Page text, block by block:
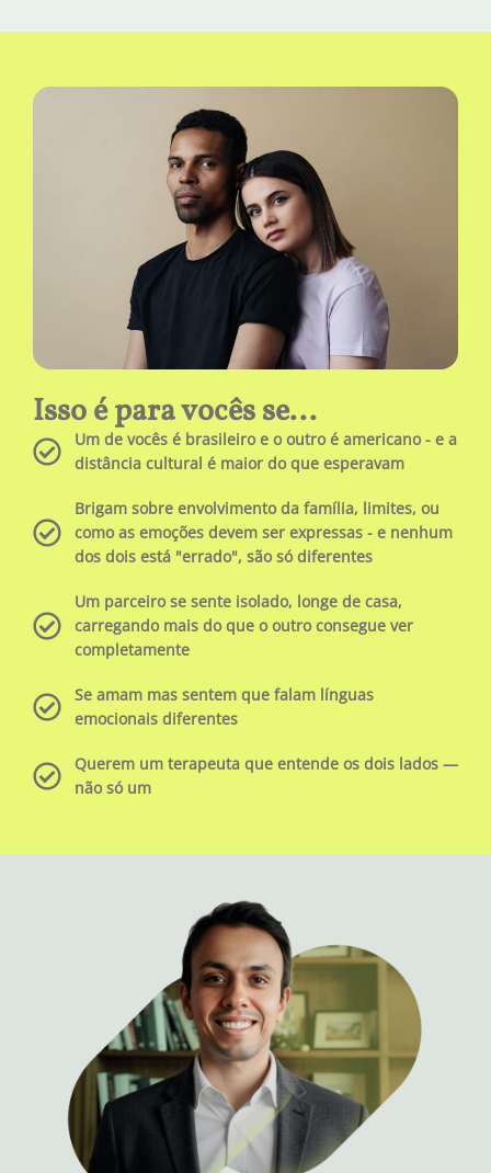
Isso é para vocês se...
Um de vocês é brasileiro e o outro é americano - e a
distância cultural é maior do que esperavam
Brigam sobre envolvimento da família, limites, ou
como as emoções devem ser expressas - e nenhum
dos dois está "errado", são só diferentes
Um parceiro se sente isolado, longe de casa,
carregando mais do que o outro consegue ver
completamente
Se amam mas sentem que falam línguas
emocionais diferentes
Querem um terapeuta que entende os dois lados —
não só um